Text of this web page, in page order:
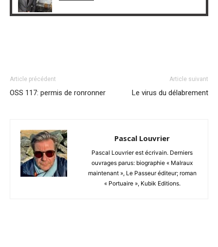
Article précédent
OSS 117: permis de ronronner
Article suivant
Le virus du délabrement
Pascal Louvrier
Pascal Louvrier est écrivain. Derniers
ouvrages parus: biographie « Malraux
maintenant », Le Passeur éditeur; roman
« Portuaire », Kubik Editions.